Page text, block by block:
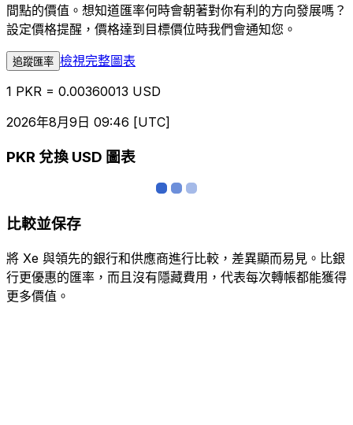
間點的價值。想知道匯率何時會朝著對你有利的方向發展嗎？
設定價格提醒，價格達到目標價位時我們會通知您。
追蹤匯率 檢視完整圖表
1 PKR = 0.00360013 USD
2026年8月9日 09:46 [UTC]
PKR 兌換 USD 圖表
比較並保存
將 Xe 與領先的銀行和供應商進行比較，差異顯而易見。比銀
行更優惠的匯率，而且沒有隱藏費用，代表每次轉帳都能獲得
更多價值。